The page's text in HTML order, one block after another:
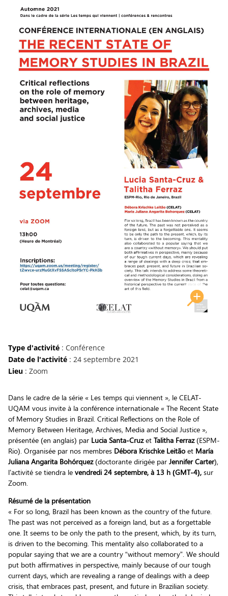
Type d'activité: Conférence
Date de l'activité: 24 septembre 2021
Lieu: Zoom
Dans le cadre de la série « Les temps qui viennent », le CELAT-
UQAM vous invite à la conférence internationale « The Recent State
of Memory Studies in Brazil. Critical Reflections on the Role of
Memory Between Heritage, Archives, Media and Social Justice »,
présentée (en anglais) par Lucia Santa-CruzetTalitha Ferraz(ESPM-
Rio). Organisée par nos membres Débora Krischke Leitãoet María
Juliana Angarita Bohórquez(doctorante dirigée par Jennifer Carter),
l’activité se tiendra le vendredi 24 septembre, à 13 h (GMT-4),sur
Zoom.
Résumé de la présentation
« For so long, Brazil has been known as the country of the future.
The past was not perceived as a foreign land, but as a forgettable
one. It seems to be only the path to the present, which, by its turn,
is driven to the becoming. This mentality also collaborated to a
popular saying that we are a country “without memory”. We should
put both affirmatives in perspective, mainly because of our tough
current days, which are revealing a range of dealings with a deep
crisis, that embraces past, present, and future in Brazilian society.